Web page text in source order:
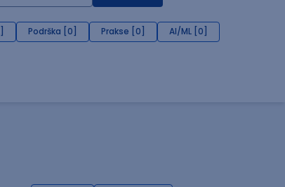
Podrška [0] Prakse [0] AI/ML [0]